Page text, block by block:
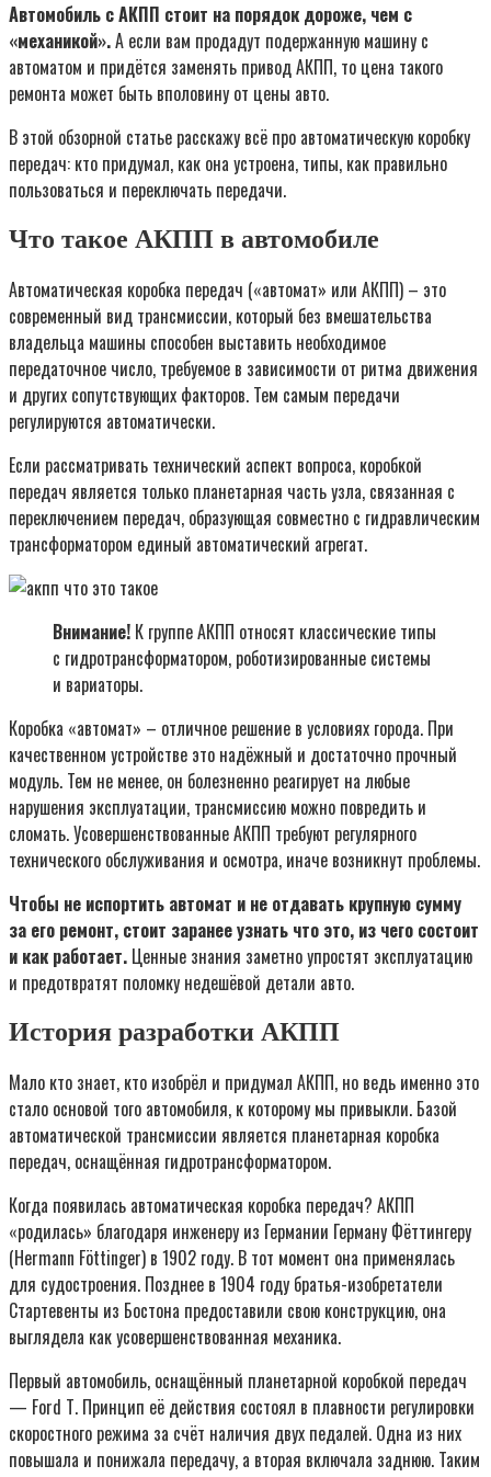
Автомобиль с АКПП стоит на порядок дороже, чем с
«механикой».А если вам продадут подержанную машину с
автоматом и придётся заменять привод АКПП, то цена такого
ремонта может быть вполовину от цены авто.
В этой обзорной статье расскажу всё про автоматическую коробку
передач: кто придумал, как она устроена, типы, как правильно
пользоваться и переключать передачи.
Что такое АКПП в автомобиле
Автоматическая коробка передач («автомат» или АКПП) – это
современный вид трансмиссии, который без вмешательства
владельца машины способен выставить необходимое
передаточное число, требуемое в зависимости от ритма движения
и других сопутствующих факторов. Тем самым передачи
регулируются автоматически.
Если рассматривать технический аспект вопроса, коробкой
передач является только планетарная часть узла, связанная с
переключением передач, образующая совместно с гидравлическим
трансформатором единый автоматический агрегат.
Внимание! К группе АКПП относят классические типы
с гидротрансформатором, роботизированные системы
и вариаторы.
Коробка «автомат» – отличное решение в условиях города. При
качественном устройстве это надёжный и достаточно прочный
модуль. Тем не менее, он болезненно реагирует на любые
нарушения эксплуатации, трансмиссию можно повредить и
сломать. Усовершенствованные АКПП требуют регулярного
технического обслуживания и осмотра, иначе возникнут проблемы.
Чтобы не испортить автомат и не отдавать крупную сумму
за его ремонт, стоит заранее узнать что это, из чего состоит
и как работает. Ценные знания заметно упростят эксплуатацию
и предотвратят поломку недешёвой детали авто.
История разработки АКПП
Мало кто знает, кто изобрёл и придумал АКПП, но ведь именно это
стало основой того автомобиля, к которому мы привыкли. Базой
автоматической трансмиссии является планетарная коробка
передач, оснащённая гидротрансформатором.
Когда появилась автоматическая коробка передач? АКПП
«родилась» благодаря инженеру из Германии Герману Фёттингеру
(Hermann Föttinger) в 1902 году. В тот момент она применялась
для судостроения. Позднее в 1904 году братья-изобретатели
Стартевенты из Бостона предоставили свою конструкцию, она
выглядела как усовершенствованная механика.
Первый автомобиль, оснащённый планетарной коробкой передач
— Ford Т. Принцип её действия состоял в плавности регулировки
скоростного режима за счёт наличия двух педалей. Одна из них
повышала и понижала передачу, а вторая включала заднюю. Таким